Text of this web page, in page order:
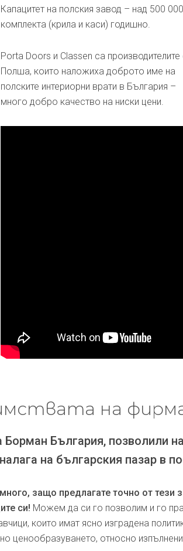
Капацитет на полския завод – над 500 000
комплекта (крила и каси) годишно.
Porta Doors и Classen са производителите
Полша, които наложиха доброто име на
полските интериорни врати в България –
много добро качество на ниски цени.
на
Борман България, позволили
на българския пазар в
защо предлагате точно от тези
си! Можем да си го позволим и го
които имат ясно изградена
ценообразуването, относно